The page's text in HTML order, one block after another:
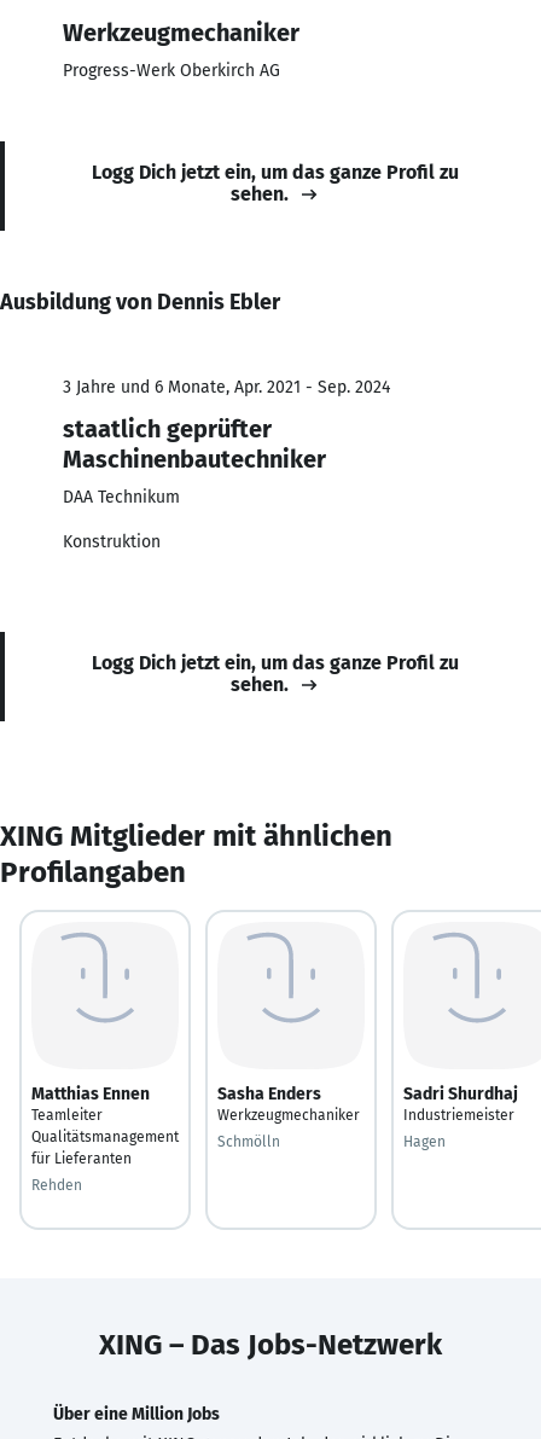
Werkzeugmechaniker
Progress-Werk Oberkirch AG
Logg Dich jetzt ein, um das ganze Profil zu
sehen.
Ausbildung von Dennis Ebler
3 Jahre und 6 Monate, Apr. 2021 - Sep. 2024
staatlich geprüfter
Maschinenbautechniker
DAA Technikum
Konstruktion
Logg Dich jetzt ein, um das ganze Profil zu
sehen.
XING Mitglieder mit ähnlichen
Profilangaben
Matthias Ennen
Teamleiter
Qualitätsmanagement
für Lieferanten
Rehden
Sasha Enders
Werkzeugmechaniker
Schmölln
Sadri Shurdhaj
Industriemeister
Hagen
XING – Das Jobs-Netzwerk
Über eine Million Jobs